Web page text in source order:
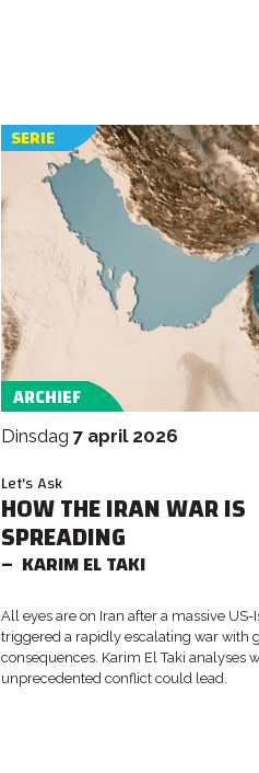
SERIE
ARCHIEF
dinsdag 7 april 2026
Let's Ask
HOW THE IRAN WAR IS
SPREADING
KARIM EL TAKI
All eyes are on Iran after a massive US-
triggered a rapidly escalating war with
consequences. Karim El Taki analyses
unprecedented conflict could lead.